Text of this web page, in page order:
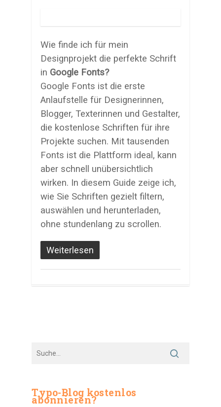
Wie finde ich für mein
Designprojekt die perfekte Schrift
in Google Fonts?
Google Fonts ist die erste
Anlaufstelle für Designerinnen,
Blogger, Texterinnen und Gestalter,
die kostenlose Schriften für ihre
Projekte suchen. Mit tausenden
Fonts ist die Plattform ideal, kann
aber schnell unübersichtlich
wirken. In diesem Guide zeige ich,
wie Sie Schriften gezielt filtern,
auswählen und herunterladen,
ohne stundenlang zu scrollen.
Weiterlesen
Typo-Blog kostenlos
abonnieren?